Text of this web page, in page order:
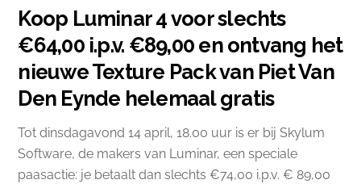
Koop Luminar 4 voor slechts
€64,00 i.p.v. €89,00 en ontvang het
nieuwe Texture Pack van Piet Van
Den Eynde helemaal gratis
Tot dinsdagavond 14 april, 18.00 uur is er bij Skylum
Software, de makers van Luminar, een speciale
paasactie: je betaalt dan slechts €74,00 i.p.v. € 89,00